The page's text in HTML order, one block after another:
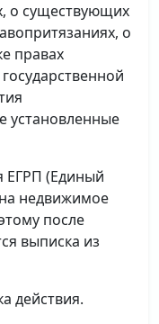
о существующих
о
правах
установленные
ЕГРП (Единый
недвижимое
после
выписка из
действия.